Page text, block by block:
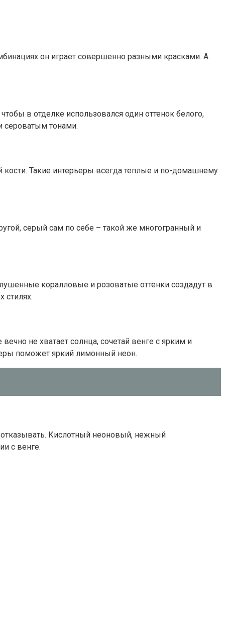
он играет совершенно разными красками. А
в отделке использовался один оттенок белого,
сероватым тонами.
кости. Такие интерьеры всегда теплые и по-домашнему
серый сам по себе – такой же многогранный и
коралловые и розоватые оттенки создадут в
стилях.
не хватает солнца, сочетай венге с ярким и
поможет яркий лимонный неон.
Кислотный неоновый, нежный
с венге.